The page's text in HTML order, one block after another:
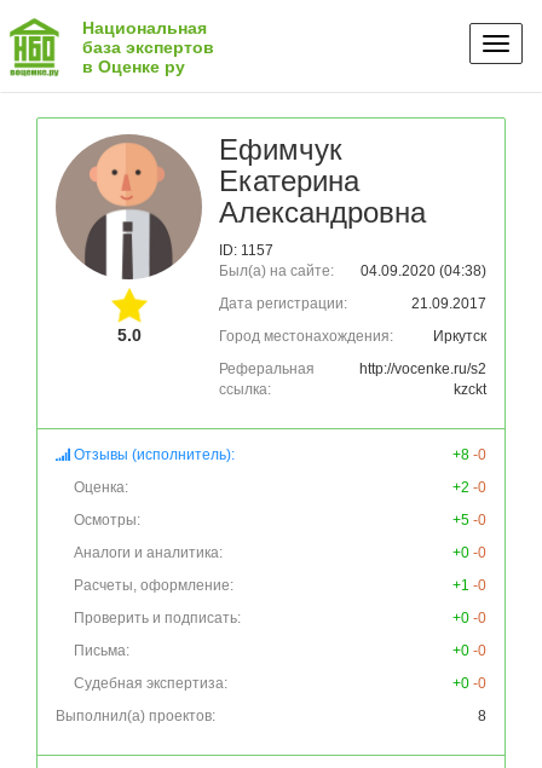
Национальная
база экспертов
в Оценке ру
5.0
Ефимчук
Екатерина
Александровна
ID: 1157
Был(а) на сайте:
04.09.2020 (04:38)
Дата регистрации:
21.09.2017
Город местонахождения:
Иркутск
Реферальная
ссылка:
http://vocenke.ru/s2
kzckt
Отзывы (исполнитель): +8 -0
Оценка:
+2 -0
Осмотры:
+5 -0
Аналоги и аналитика:
+0 -0
Расчеты, оформление:
+1 -0
Проверить и подписать:
+0 -0
Письма:
+0 -0
Судебная экспертиза:
+0 -0
Выполнил(а) проектов:
8